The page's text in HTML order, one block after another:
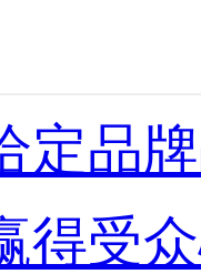
定品
得受